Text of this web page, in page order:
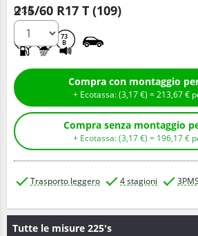
215/60 R17 T (109)
73
B
Q.tà
+ Ecotassa: (3,17€ ) =213,67€
+ Ecotassa: (3,17€ ) = 196,17€
Trasporto leggero 4 stagioni
Tutte le misure 225's